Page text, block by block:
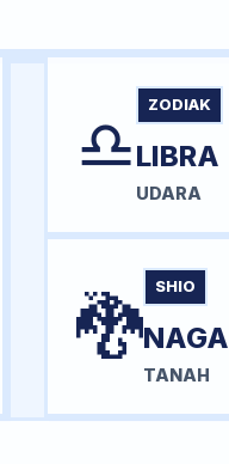
♎ ZODIAK
LIBRA
UDARA
🐉 SHIO
NAGA
TANAH